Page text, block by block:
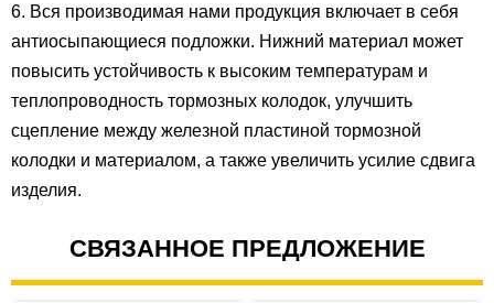
6. Вся производимая нами продукция включает в себя
антиосыпающиеся подложки. Нижний материал может
повысить устойчивость к высоким температурам и
теплопроводность тормозных колодок, улучшить
сцепление между железной пластиной тормозной
колодки и материалом, а также увеличить усилие сдвига
изделия.
СВЯЗАННОЕ ПРЕДЛОЖЕНИЕ